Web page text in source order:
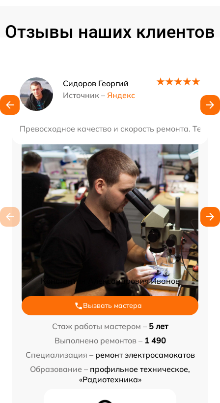
Отзывы наших клиентов
Сидоров Георгий
Источник – Яндекс
Превосходное качество и скорость ремонта.
Наши мастера
Константин Александрович Иванов
Вызвать мастера
Стаж работы мастером – 5 лет
Выполнено ремонтов – 1 490
Специализация – ремонт электросамокатов
Образование – профильное техническое,
«Радиотехника»